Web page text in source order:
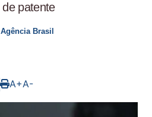
patente
Brasil
A+A-